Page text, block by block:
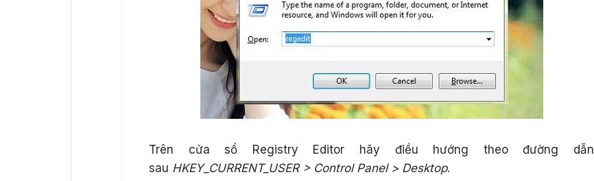
Trên cửa sổ Registry Editor hãy điều hướng theo đường dẫn
sau HKEY_CURRENT_USER > Control Panel > Desktop.